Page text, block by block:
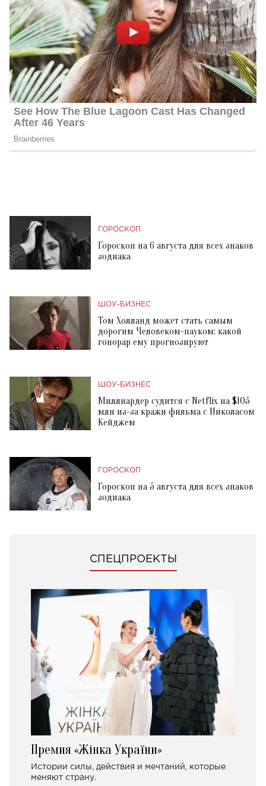
ГОРОСКОП
Гороскоп на 6 августа для всех знаков
зодиака
ШОУ-БИЗНЕС
Том Холланд может стать самым
дорогим Человеком-пауком: какой
гонорар ему прогнозируют
ШОУ-БИЗНЕС
Миллиардер судится с Netflix на $105
млн из-за кражи фильма с Николасом
Кейджем
ГОРОСКОП
Гороскоп на 5 августа для всех знаков
зодиака
СПЕЦПРОЕКТЫ
Премия «Жінка України»
Истории силы, действия и мечтаний, которые
меняют страну.